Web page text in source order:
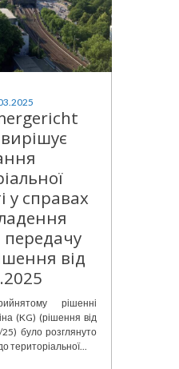
у справах
від
рішенні
(KG) (рішення від
було розглянуто
територіальної...